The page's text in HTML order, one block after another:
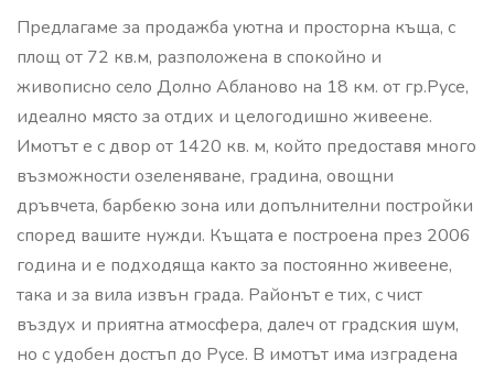
Предлагаме за продажба уютна и просторна къща, с
площ от 72 кв.м, разположена в спокойно и
живописно село Долно Абланово на 18 км. от гр.Русе,
идеално място за отдих и целогодишно живеене.
Имотът е с двор от 1420 кв. м, който предоставя много
възможности озеленяване, градина, овощни
дръвчета, барбекю зона или допълнителни постройки
според вашите нужди. Къщата е построена през 2006
година и е подходяща както за постоянно живеене,
така и за вила извън града. Районът е тих, с чист
въздух и приятна атмосфера, далеч от градския шум,
но с удобен достъп до Русе. В имотът има изградена